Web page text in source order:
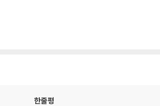
한줄평